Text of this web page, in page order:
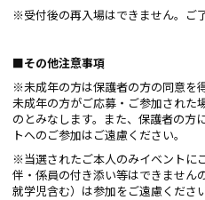
※受付後の再入場はできません。ご
■その他注意事項
※未成年の方は保護者の方の同意を
未成年の方がご応募・ご参加された
のとみなします。また、保護者の方
トへのご参加はご遠慮ください。
※当選されたご本人のみイベントに
伴・係員の付き添い等はできません
就学児含む）は参加をご遠慮ください